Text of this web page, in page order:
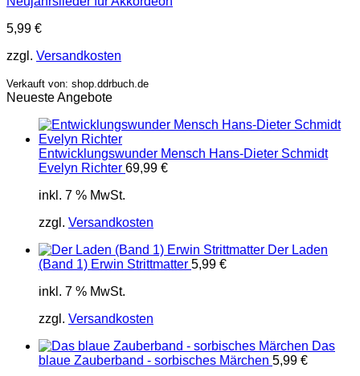
5,99 €
zzgl. Versandkosten
Verkauft von: shop.ddrbuch.de
Neueste Angebote
Entwicklungswunder Mensch Hans-Dieter Schmidt
Evelyn Richter 69,99 €
inkl. 7 % MwSt.
zzgl. Versandkosten
Der Laden
(Band 1) Erwin Strittmatter 5,99 €
inkl. 7 % MwSt.
zzgl. Versandkosten
Das
blaue Zauberband - sorbisches Märchen 5,99 €